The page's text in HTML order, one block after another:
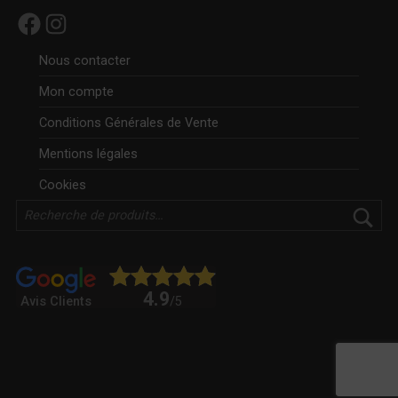
Facebook Instagram
Nous contacter
Mon compte
Conditions Générales de Vente
Mentions légales
Cookies
Avis Clients 4.9/5